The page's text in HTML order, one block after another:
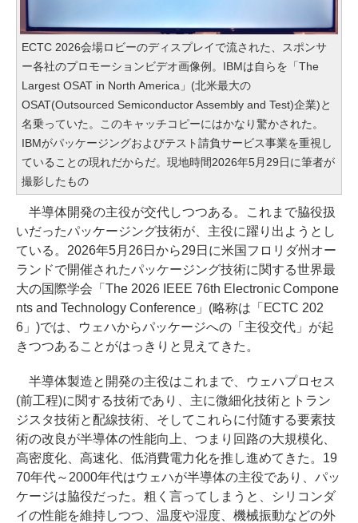
ECTC 2026会場ロビーのディスプレイで流された、スポンサ
ー各社のプロモーションビデオ画像例。IBMは自らを「The
Largest OSAT in North America」(北米最大の
OSAT(Outsourced Semiconductor Assembly and Test)企業)と
名乗っていた。このキャッチコピーにはかなり驚かされた。
IBMがパッケージングおよびテスト請負サービス事業を重視し
ていることの現れだからだ。現地時間2026年5月29日に筆者が
撮影したもの
半導体開発の主役が交代しつつある。これまで脇役扱
いだったパッケージング技術が、主役に躍り出ようとし
ている。2026年5月26日から29日に米国フロリダ州オー
ランドで開催されたパッケージング技術に関する世界最
大の国際学会「The 2026 IEEE 76th Electronic Compone
nts and Technology Conference」(略称は「ECTC 202
6」)では、ウェハからパッケージへの「主役交代」が起
きつつあることがはっきりと見えてきた。
半導体製造と開発の主役はこれまで、ウェハプロセス
(前工程)に関する技術であり、主に微細化技術とトラン
ジスタ技術と配線技術、そしてこれらに付随する要素技
術の改良が半導体の性能向上、つまり回路の大規模化、
高密度化、高速化、低消費電力化を推し進めてきた。19
70年代～2000年代はウェハが半導体の主役であり、パッ
ケージは脇役だった。粗く言ってしまうと、シリコンダ
イの性能を維持しつつ、温度や湿度、機械振動などの外